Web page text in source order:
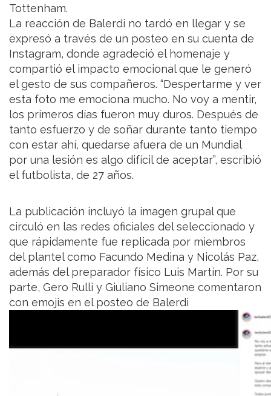
Tottenham.
La reacción de Balerdi no tardó en llegar y se
expresó a través de un posteo en su cuenta de
Instagram, donde agradeció el homenaje y
compartió el impacto emocional que le generó
el gesto de sus compañeros. “Despertarme y ver
esta foto me emociona mucho. No voy a mentir,
los primeros días fueron muy duros. Después de
tanto esfuerzo y de soñar durante tanto tiempo
con estar ahí, quedarse afuera de un Mundial
por una lesión es algo difícil de aceptar”, escribió
el futbolista, de 27 años.
La publicación incluyó la imagen grupal que
circuló en las redes oficiales del seleccionado y
que rápidamente fue replicada por miembros
del plantel como Facundo Medina y Nicolás Paz,
además del preparador físico Luis Martín. Por su
parte, Gero Rulli y Giuliano Simeone comentaron
con emojis en el posteo de Balerdi